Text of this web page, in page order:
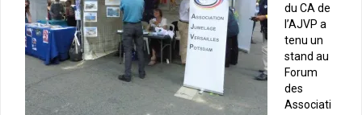
du CA de
l’AJVP a
tenu un
stand au
Forum
des
Associati